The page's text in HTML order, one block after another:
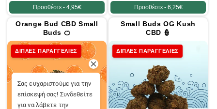
Προσθέστε - 4,95€
Προσθέστε - 6,25€
Orange Bud CBD Small
Buds 🍊
ΔΙΠΛΕΣ ΠΑΡΑΓΓΕΛΙΕΣ
Small Buds OG Kush
CBD 👮
ΔΙΠΛΕΣ ΠΑΡΑΓΓΕΛΙΕΣ
Σας ευχαριστούμε για την
επίσκεψή σας! Συνδεθείτε
για να λάβετε την